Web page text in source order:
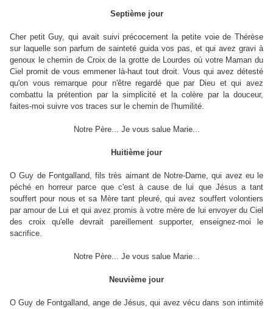
Septième jour
Cher petit Guy, qui avait suivi précocement la petite voie de Thérèse
sur laquelle son parfum de sainteté guida vos pas, et qui avez gravi à
genoux le chemin de Croix de la grotte de Lourdes où votre Maman du
Ciel promit de vous emmener là-haut tout droit. Vous qui avez détesté
qu'on vous remarque pour n'être regardé que par Dieu et qui avez
combattu la prétention par la simplicité et la colère par la douceur,
faites-moi suivre vos traces sur le chemin de l'humilité.
Notre Père... Je vous salue Marie...
Huitième jour
O Guy de Fontgalland, fils très aimant de Notre-Dame, qui avez eu le
péché en horreur parce que c'est à cause de lui que Jésus a tant
souffert pour nous et sa Mère tant pleuré, qui avez souffert volontiers
par amour de Lui et qui avez promis à votre mère de lui envoyer du Ciel
des croix qu'elle devrait pareillement supporter, enseignez-moi le
sacrifice.
Notre Père... Je vous salue Marie...
Neuvième jour
O Guy de Fontgalland, ange de Jésus, qui avez vécu dans son intimité